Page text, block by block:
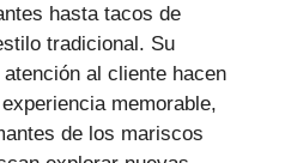
hasta tacos de
tradicional. Su
al cliente hacen
memorable,
de los mariscos